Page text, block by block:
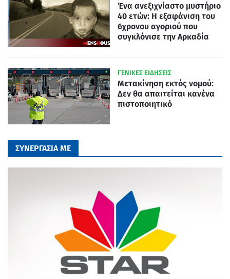
Ένα ανεξιχνίαστο μυστήριο
40 ετών: Η εξαφάνιση του
6χρονου αγοριού που
συγκλόνισε την Αρκαδία
ΓΕΝΙΚΕΣ ΕΙΔΗΣΕΙΣ
Μετακίνηση εκτός νομού:
Δεν θα απαιτείται κανένα
πιστοποιητικό
ΣΥΝΕΡΓΑΣΙΑ ΜΕ